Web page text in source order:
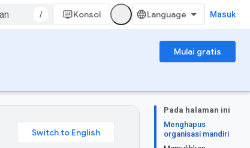
/ Konsol Masuk
Mulai gratis
Pada halaman ini
Menghapus
organisasi mandiri